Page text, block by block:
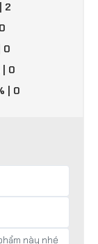
| 2
| 0
| 0
| 0